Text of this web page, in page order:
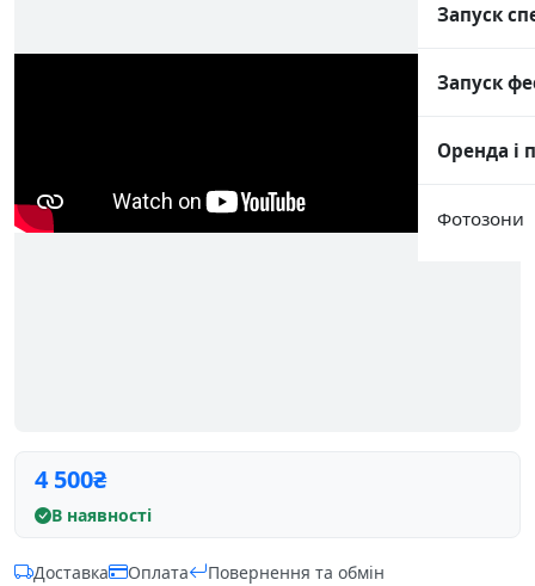
Запуск
Запуск
Оренда і
Фотозони
4 500₴
В наявності
Доставка Оплата Повернення та обмін